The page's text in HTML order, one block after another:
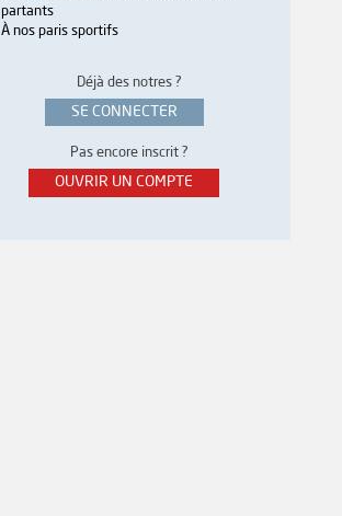
partants
À nos paris sportifs
Déjà des notres ?
SE CONNECTER
Pas encore inscrit ?
OUVRIR UN COMPTE